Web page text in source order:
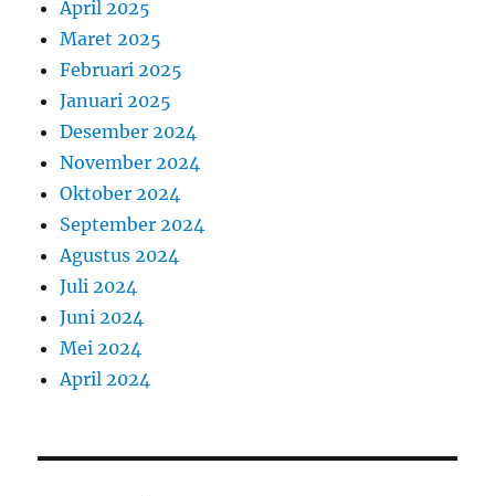
April 2025
Maret 2025
Februari 2025
Januari 2025
Desember 2024
November 2024
Oktober 2024
September 2024
Agustus 2024
Juli 2024
Juni 2024
Mei 2024
April 2024